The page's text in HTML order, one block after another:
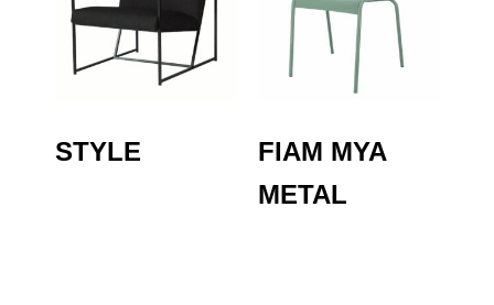
STYLE
FIAM MYA
METAL